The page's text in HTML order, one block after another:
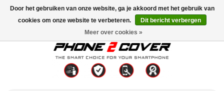
Door het gebruiken van onze website, ga je akkoord met het gebruik van
cookies om onze website te verbeteren.
Dit bericht verbergen
Meer over cookies »